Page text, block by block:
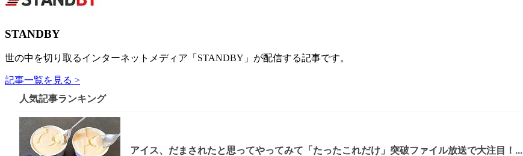
STANDBY
世の中を切り取るインターネットメディア「STANDBY」が配信する記事です。
記事一覧を見る >
人気記事ランキング
アイス、だまされたと思ってやってみて「たったこれだけ」突破ファイル放送で大注目！...